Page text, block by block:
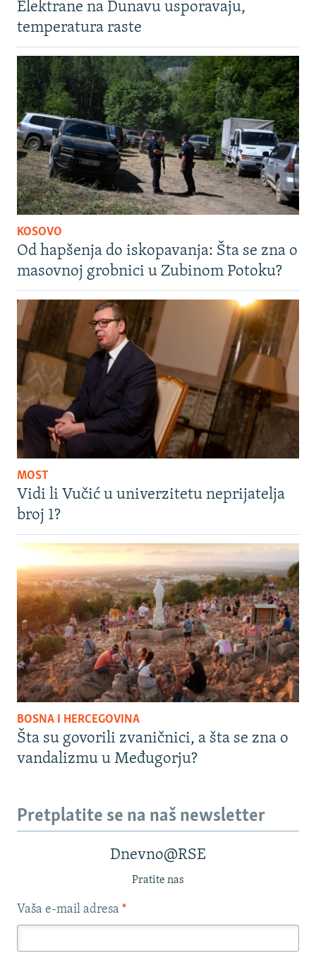
Elektrane na Dunavu usporavaju,
temperatura raste
KOSOVO
Od hapšenja do iskopavanja: Šta se zna o
masovnoj grobnici u Zubinom Potoku?
MOST
Vidi li Vučić u univerzitetu neprijatelja
broj 1?
BOSNA I HERCEGOVINA
Šta su govorili zvaničnici, a šta se zna o
vandalizmu u Međugorju?
Pretplatite se na naš newsletter
Dnevno@RSE
Pratite nas
Vaša e-mail adresa *